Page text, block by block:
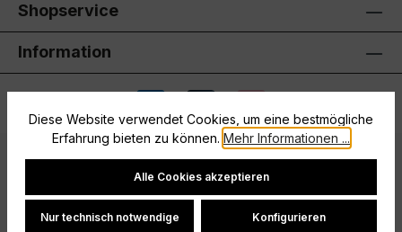
Shopservice
Information
AGB Impressum
Diese Website verwendet Cookies, um eine bestmögliche
Erfahrung bieten zu können. Mehr Informationen ...
Cookie-Einstellungen
Alle Cookies akzeptieren
Nur technisch notwendige Konfigurieren